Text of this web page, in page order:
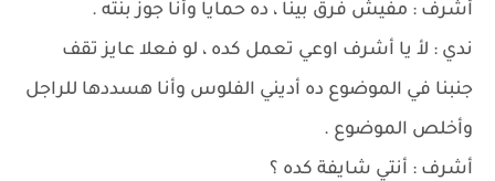
أشرف : مفيش فرق بينا ، ده حمايا وأنا جوز بنته .
ندي : لأ يا أشرف اوعي تعمل كده ، لو فعلا عايز تقف
جنبنا في الموضوع ده أديني الفلوس وأنا هسددها للراجل
وأخلص الموضوع .
أشرف : أنتي شايفة كده ؟